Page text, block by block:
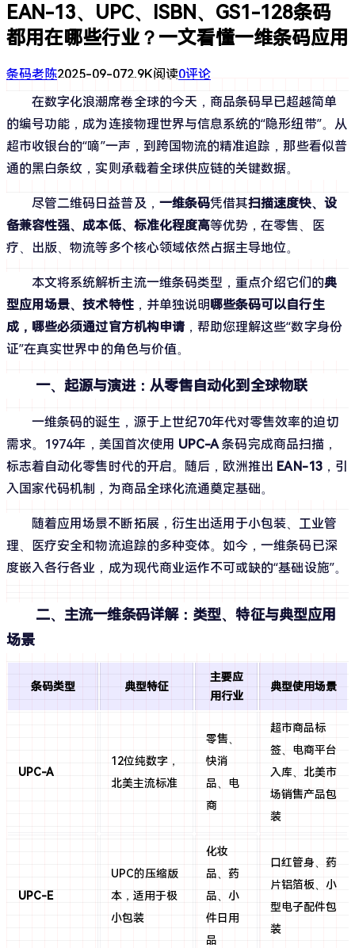
EAN-13、UPC、ISBN、GS1-128条码
都用在哪些行业？一文看懂一维条码应用
条码老陈2025-09-072.9K阅读0评论
在数字化浪潮席卷全球的今天，商品条码早已超越简单
的编号功能，成为连接物理世界与信息系统的“隐形纽带”。从
超市收银台的“嘀”一声，到跨国物流的精准追踪，那些看似普
通的黑白条纹，实则承载着全球供应链的关键数据。
尽管二维码日益普及， 一维条码凭借其扫描速度快、设
备兼容性强、成本低、标准化程度高等优势，在零售、医
疗、出版、物流等多个核心领域依然占据主导地位。
本文将系统解析主流一维条码类型，重点介绍它们的典
型应用场景、技术特性，并单独说明哪些条码可以自行生
成，哪些必须通过官方机构申请，帮助您理解这些“数字身份
证”在真实世界中的角色与价值。
一、起源与演进：从零售自动化到全球物联
一维条码的诞生，源于上世纪70年代对零售效率的迫切
需求。1974年，美国首次使用 UPC-A 条码完成商品扫描，
标志着自动化零售时代的开启。随后，欧洲推出 EAN-13，引
入国家代码机制，为商品全球化流通奠定基础。
随着应用场景不断拓展，衍生出适用于小包装、工业管
理、医疗安全和物流追踪的多种变体。如今，一维条码已深
度嵌入各行各业，成为现代商业运作不可或缺的“基础设施”。
二、主流一维条码详解：类型、特征与典型应用
场景
条码类型 典型特征
主要应
用行业
典型使用场景
UPC-A
12位纯数字，
北美主流标准
零售、
快消
品、电
商
超市商品标
签、电商平台
入库、北美市
场销售产品包
装
UPC-E
UPC的压缩版
本，适用于极
小包装
化妆
品、药
品、小
件日用
品
口红管身、药
片铝箔板、小
型电子配件包
装